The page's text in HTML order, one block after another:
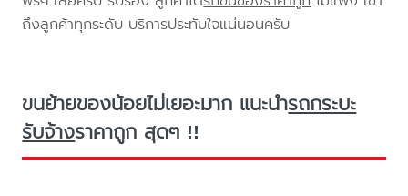
ถึงลูกค้าทุกระดับ บริการประทับใจแน่นอนครับ
ขนย้ายของน้อยไม่เยอะมาก แนะนำรถกระบะ
รับจ้างราคาถูก สุดๆ !!